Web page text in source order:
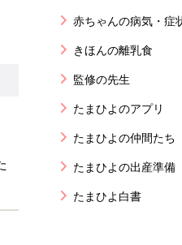
赤ちゃんの病気・症
きほんの離乳食
監修の先生
たまひよのアプリ
たまひよの仲間たち
たまひよの出産準備
たまひよ白書